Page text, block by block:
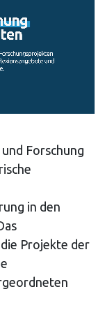
Forschung
in den
Projekte der